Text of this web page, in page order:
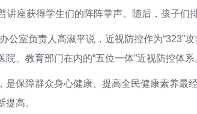
讲座获得学生们的阵阵掌声。随后，孩子们
公室负责人高淑平说，近视防控作为
、教育部门在内的“五位一体”近视防控体系
是保障群众身心健康、提高全民健康素养最
高。